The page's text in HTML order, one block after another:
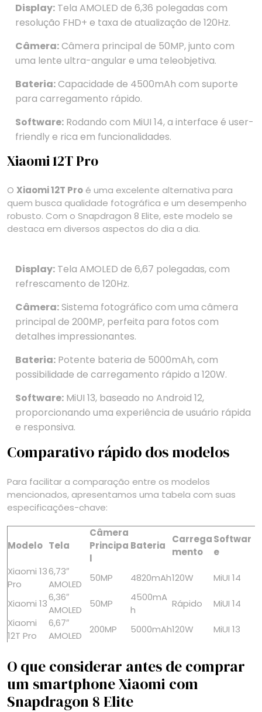
Display: Tela AMOLED de 6,36 polegadas com
resolução FHD+ e taxa de atualização de 120Hz.
Câmera:Câmera principal de 50MP, junto com
uma lente ultra-angular e uma teleobjetiva.
Bateria:Capacidade de 4500mAh com suporte
para carregamento rápido.
Software: Rodando com MiUI 14, a interface é user-
friendly e rica em funcionalidades.
Xiaomi 12T Pro
O Xiaomi 12T Pro é uma excelente alternativa para
quem busca qualidade fotográfica e um desempenho
robusto. Com o Snapdragon 8 Elite, este modelo se
destaca em diversos aspectos do dia a dia.
Display: Tela AMOLED de 6,67 polegadas, com
refrescamento de 120Hz.
Câmera:Sistema fotográfico com uma câmera
principal de 200MP, perfeita para fotos com
detalhes impressionantes.
Bateria: Potente bateria de 5000mAh, com
possibilidade de carregamento rápido a 120W.
Software: MiUI 13, baseado no Android 12,
proporcionando uma experiência de usuário rápida
e responsiva.
Comparativo rápido dos modelos
Para facilitar a comparação entre os modelos
mencionados, apresentamos uma tabela com suas
especificações-chave:
Modelo Tela
Câmera
Principa
l
Bateria
Carrega
mento
Softwar
e
Xiaomi 13
Pro
6,73″
AMOLED
50MP 4820mAh120W MiUI 14
Xiaomi 13
6,36″
AMOLED
50MP
4500mA
h
Rápido
MiUI 14
Xiaomi
12T Pro
6,67″
AMOLED
200MP 5000mAh120W MiUI 13
O que considerar antes de comprar
um smartphone Xiaomi com
Snapdragon 8 Elite